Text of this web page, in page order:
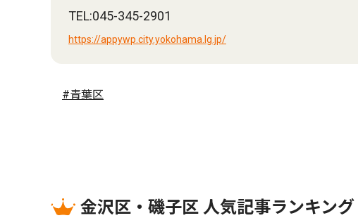
TEL:045-345-2901
https://appywp.city.yokohama.lg.jp/
#青葉区
金沢区・磯子区 人気記事ランキング